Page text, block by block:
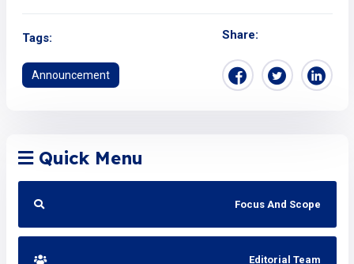
Tags:
Announcement
Share:
Quick Menu
Focus And Scope
Editorial Team